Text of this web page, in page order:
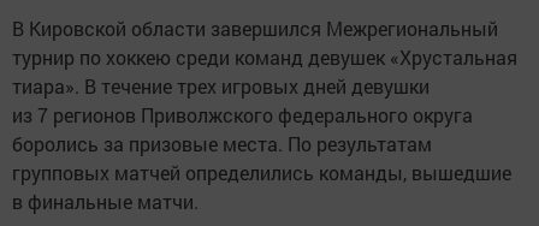
В Кировской области завершился Межрегиональный
турнир по хоккею среди команд девушек «Хрустальная
тиара». В течение трех игровых дней девушки
из 7 регионов Приволжского федерального округа
боролись за призовые места. По результатам
групповых матчей определились команды, вышедшие
в финальные матчи.